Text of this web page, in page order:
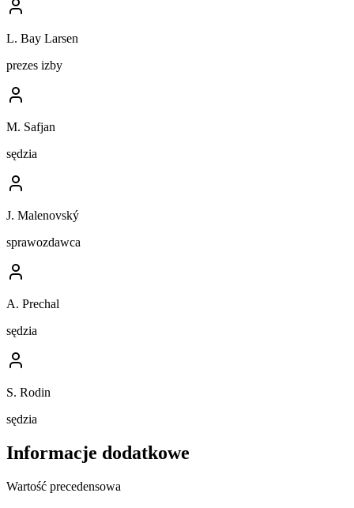
L. Bay Larsen
prezes izby
M. Safjan
sędzia
J. Malenovský
sprawozdawca
A. Prechal
sędzia
S. Rodin
sędzia
Informacje dodatkowe
Wartość precedensowa